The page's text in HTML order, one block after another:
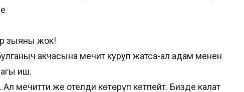
зыяны жок!
акчасына мечит куруп жатса-ал адам менен
иш.
мечитти же отелди көтөрүп кетпейт. Бизде калат